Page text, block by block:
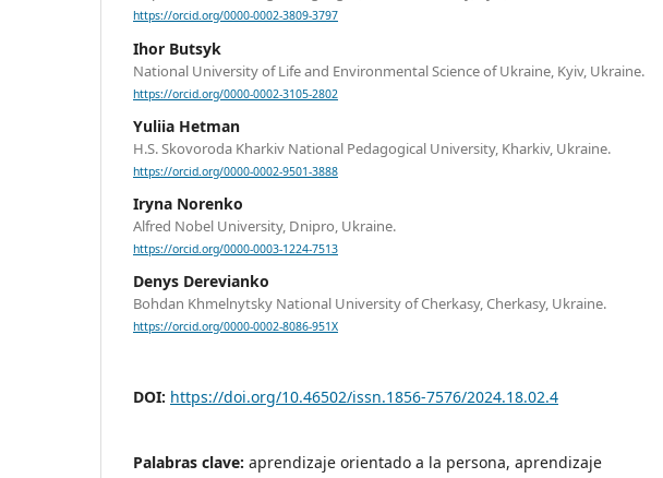
https://orcid.org/0000-0002-3809-3797
Ihor Butsyk
National University of Life and Environmental Science of Ukraine, Kyiv, Ukraine.
https://orcid.org/0000-0002-3105-2802
Yuliia Hetman
H.S. Skovoroda Kharkiv National Pedagogical University, Kharkiv, Ukraine.
https://orcid.org/0000-0002-9501-3888
Iryna Norenko
Alfred Nobel University, Dnipro, Ukraine.
https://orcid.org/0000-0003-1224-7513
Denys Derevianko
Bohdan Khmelnytsky National University of Cherkasy, Cherkasy, Ukraine.
https://orcid.org/0000-0002-8086-951X
DOI: https://doi.org/10.46502/issn.1856-7576/2024.18.02.4
Palabras clave: aprendizaje orientado a la persona, aprendizaje